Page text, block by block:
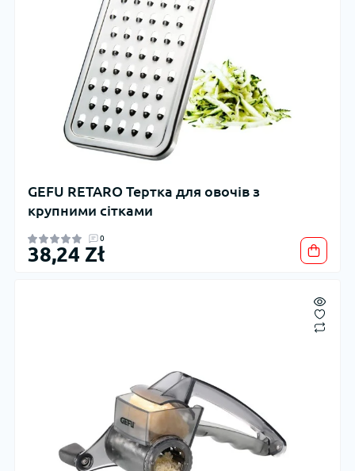
GEFU RETARO Тертка для овочів з
крупними сітками
0
38,24 Zł